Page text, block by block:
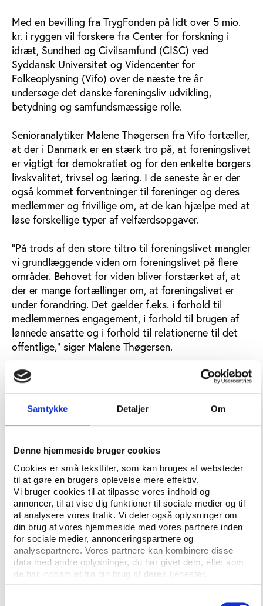
Samtykke Detaljer Om
Denne hjemmeside bruger cookies
Cookies er små tekstfiler, som kan bruges af websteder
til at gøre en brugers oplevelse mere effektiv.
Vi bruger cookies til at tilpasse vores indhold og
annoncer, til at vise dig funktioner til sociale medier og til
at analysere vores trafik. Vi deler også oplysninger om
din brug af vores hjemmeside med vores partnere inden
for sociale medier, annonceringspartnere og
analysepartnere. Vores partnere kan kombinere disse
data med andre oplysninger, du har givet dem, eller som
de har indsamlet fra din brug af deres tjenester.
Med en bevilling fra TrygFonden på lidt over 5 mio.
kr. i ryggen vil forskere fra Center for forskning i
idræt, Sundhed og Civilsamfund (CISC) ved
Syddansk Universitet og Videncenter for
Folkeoplysning (Vifo) over de næste tre år
undersøge det danske foreningsliv udvikling,
betydning og samfundsmæssige rolle.
Senioranalytiker Malene Thøgersen fra Vifo fortæller,
at der i Danmark er en stærk tro på, at foreningslivet
er vigtigt for demokratiet og for den enkelte borgers
livskvalitet, trivsel og læring. I de seneste år er der
også kommet forventninger til foreninger og deres
medlemmer og frivillige om, at de kan hjælpe med at
løse forskellige typer af velfærdsopgaver.
"På trods af den store tiltro til foreningslivet mangler
vi grundlæggende viden om foreningslivet på flere
områder. Behovet for viden bliver forstærket af, at
der er mange fortællinger om, at foreningslivet er
under forandring. Det gælder f.eks. i forhold til
medlemmernes engagement, i forhold til brugen af
lønnede ansatte og i forhold til relationerne til det
offentlige,” siger Malene Thøgersen.
"Men reelt ved vi ikke, i hvilken udstrækning disse
forandringer er sket, og hvad det i praksis betyder
livskvalitet
Forskningsprojektet går i gang i januar 2024 og skal
afdække forskellige aspekter af det danske
foreningsliv.
Projektet vil beskrive foreningslivets udvikling fra
2004 og frem til i dag, herunder hvor meget frivilligt
og lønnet arbejde der er i foreningerne, og hvor stor
en interesse og kapacitet foreningerne har til at løse